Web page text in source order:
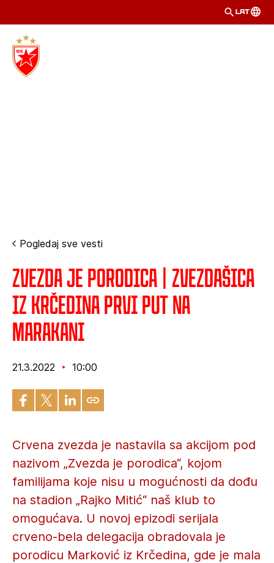
LAT
Pogledaj sve vesti
Zvezda je porodica | Zvezdašica
iz Krčedina prvi put na
Marakani
21.3.2022 10:00
Crvena zvezda je nastavila sa akcijom pod
nazivom „Zvezda je porodica“, kojom
familijama koje nisu u mogućnosti da dođu
na stadion „Rajko Mitić“ naš klub to
omogućava. U novoj epizodi serijala
crveno-bela delegacija obradovala je
porodicu Marković iz Krčedina, gde je mala